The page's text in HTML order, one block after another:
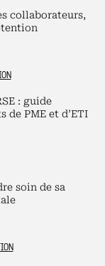
collaborateurs,
: guide
PME et d’ETI
soin de sa